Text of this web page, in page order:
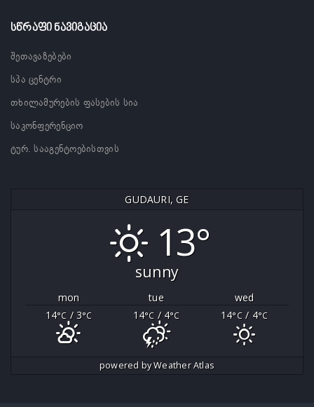
ᲡᲬᲠᲐᲤᲘ ᲜᲐᲕᲘᲒᲐᲪᲘᲐ
შეთავაზებები
სპა ცენტრი
თხილამურების ფასების სია
საკონფერენციო
ტურ. სააგენტოებისთვის
GUDAURI, GE
13°
sunny
mon tue
wed
14°C / 3°C 14°C / 4°C 14°C/ 4°C
powered byWeather Atlas